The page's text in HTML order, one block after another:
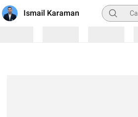
Ismail Karaman Pencarian